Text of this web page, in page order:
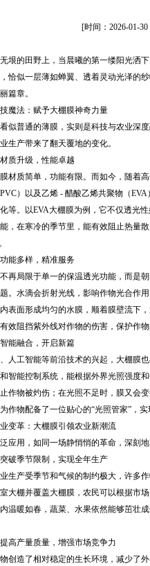
[时间：2026-01-
垠的田野上，当晨曦的第一缕阳光洒
恰似一层薄如蝉翼、透着灵动光泽的
篇章。
魔法：赋予大棚膜神奇力量
似普通的薄膜，实则是科技与农业深
生产带来了翻天覆地的变化。
材质升级，性能卓越
材质简单，功能有限。而如今，随着
）以及乙烯 - 醋酸乙烯共聚物（
等。以EVA大棚膜为例，它不仅透光
，在寒冷的季节里，能有效阻止热量
功能多样，精准服务
再局限于单一的保温透光功能，而是
。水滴会折射光线，影响作物光合作
表面形成均匀的水膜，顺着膜壁流下
效阻挡紫外线对作物的伤害，保护作
智能融合，开启新篇
人工智能等前沿技术的兴起，大棚膜
智能控制系统，能根据外界光照强度
作物被灼伤；在光照不足时，膜又会
作物配备了一位贴心的“光照管家”，实
变革：大棚膜引领农业新潮流
应用，如同一场静悄悄的革命，深刻
突破季节限制，实现全年生产
生产受季节和气候的制约极大，许多
大棚并覆盖大棚膜，农民可以根据市
温暖如春，蔬菜、水果依然能够茁壮
提高产量质量，增强市场竞争力
创造了相对稳定的生长环境，减少了